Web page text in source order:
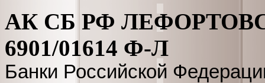
АК СБ РФ
6901/01614 Ф-Л
Банки Российской